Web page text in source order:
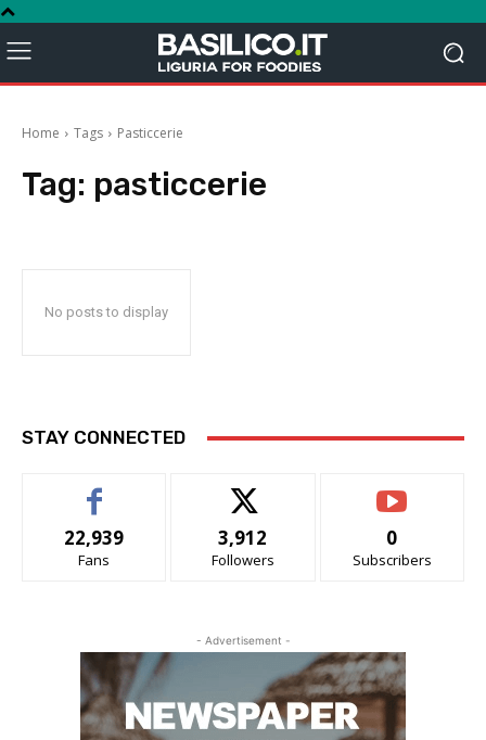
Home Tags Pasticcerie
Tag: pasticcerie
No posts to display
STAY CONNECTED
22,939
Fans
3,912
Followers
0
Subscribers
- Advertisement -